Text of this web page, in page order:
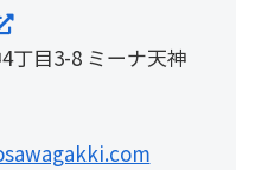
丁目3-8 ミーナ天神